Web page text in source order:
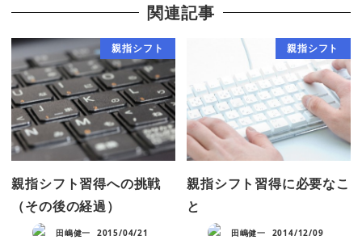
関連記事
親指シフト
親指シフト習得への挑戦
（その後の経過）
田嶋健一 2015/04/21
親指シフト
親指シフト習得に必要なこ
と
田嶋健一 2014/12/09